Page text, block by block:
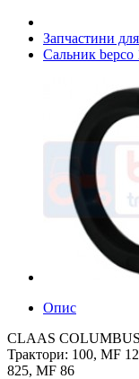
Запчастини
Сальник bepco
Опис
CLAAS
Трактори: 100, MF
825, MF 86